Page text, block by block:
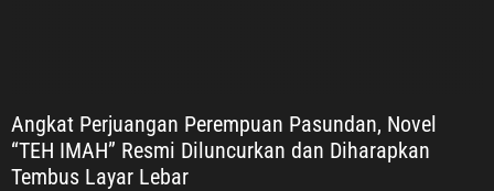
Angkat Perjuangan Perempuan Pasundan, Novel
“TEH IMAH” Resmi Diluncurkan dan Diharapkan
Tembus Layar Lebar